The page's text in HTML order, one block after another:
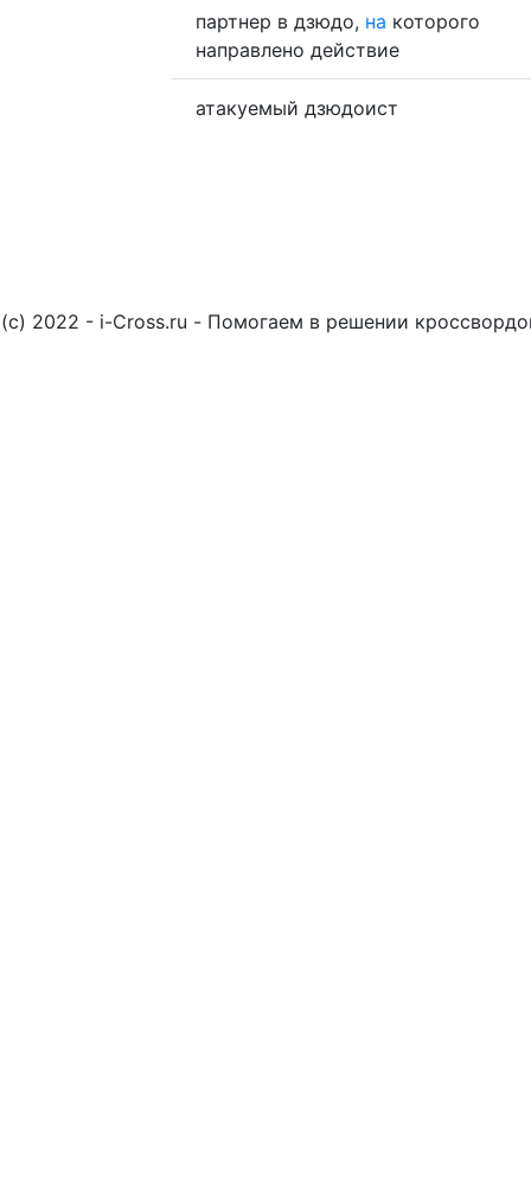
партнер в дзюдо, на которого
направлено действие
атакуемый дзюдоист
(c) 2022 - i-Cross.ru - Помогаем в решении